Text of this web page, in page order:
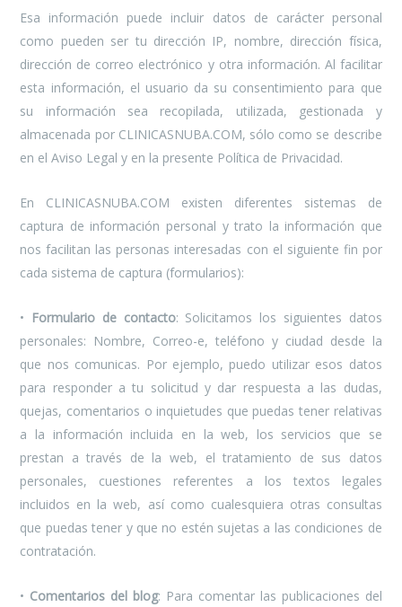
Esa información puede incluir datos de carácter personal
como pueden ser tu dirección IP, nombre, dirección física,
dirección de correo electrónico y otra información. Al facilitar
esta información, el usuario da su consentimiento para que
su información sea recopilada, utilizada, gestionada y
almacenada por CLINICASNUBA.COM, sólo como se describe
en el Aviso Legal y en la presente Política de Privacidad.
En CLINICASNUBA.COM existen diferentes sistemas de
captura de información personal y trato la información que
nos facilitan las personas interesadas con el siguiente fin por
cada sistema de captura (formularios):
• Formulario de contacto: Solicitamos los siguientes datos
personales: Nombre, Correo-e, teléfono y ciudad desde la
que nos comunicas. Por ejemplo, puedo utilizar esos datos
para responder a tu solicitud y dar respuesta a las dudas,
quejas, comentarios o inquietudes que puedas tener relativas
a la información incluida en la web, los servicios que se
prestan a través de la web, el tratamiento de sus datos
personales, cuestiones referentes a los textos legales
incluidos en la web, así como cualesquiera otras consultas
que puedas tener y que no estén sujetas a las condiciones de
contratación.
• Comentarios del blog: Para comentar las publicaciones del